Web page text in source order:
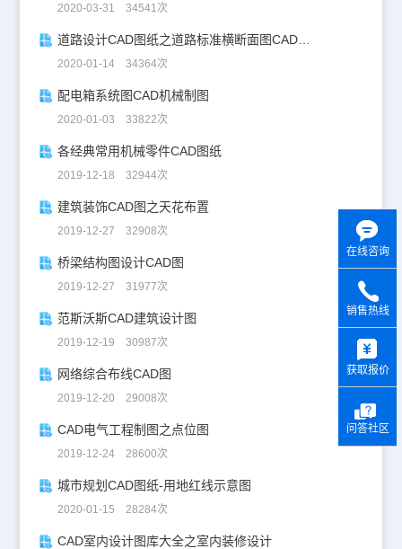
2020-03-31 34541次
道路设计CAD图纸之道路标准横断面图CAD图纸
2020-01-14 34364次
配电箱系统图CAD机械制图
2020-01-03 33822次
各经典常用机械零件CAD图纸
2019-12-18 32944次
建筑装饰CAD图之天花布置
2019-12-27 32908次
桥梁结构图设计CAD图
2019-12-27 31977次
范斯沃斯CAD建筑设计图
2019-12-19 30987次
网络综合布线CAD图
2019-12-20 29008次
CAD电气工程制图之点位图
2019-12-24 28600次
城市规划CAD图纸-用地红线示意图
2020-01-15 28284次
CAD室内设计图库大全之室内装修设计
在线咨询
销售热线
获取报价
问答社区